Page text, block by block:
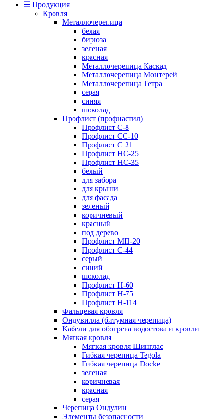
☰ Продукция
Кровля
Металлочерепица
белая
бирюза
зеленая
красная
Металлочерепица Каскад
Металлочерепица Монтерей
Металлочерепица Тетра
серая
синяя
шоколад
Профлист (профнастил)
Профлист С-8
Профлист СС-10
Профлист C-21
Профлист НС-25
Профлист НС-35
белый
для забора
для крыши
для фасада
зеленый
коричневый
красный
под дерево
Профлист МП-20
Профлист С-44
серый
синий
шоколад
Профлист Н-60
Профлист Н-75
Профлист H-114
Фальцевая кровля
Ондувилла (битумная черепица)
Кабели для обогрева водостока и кровли
Мягкая кровля
Мягкая кровля Шинглас
Гибкая черепица Tegola
Гибкая черепица Docke
зеленая
коричневая
красная
серая
Черепица Ондулин
Элементы безопасности